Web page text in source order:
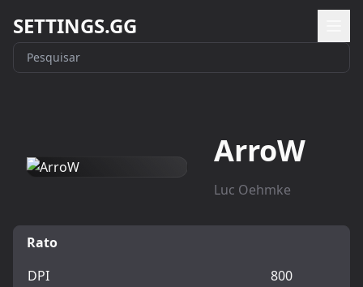
SETTINGS.GG
ArroW
Luc Oehmke
Rato
DPI
800